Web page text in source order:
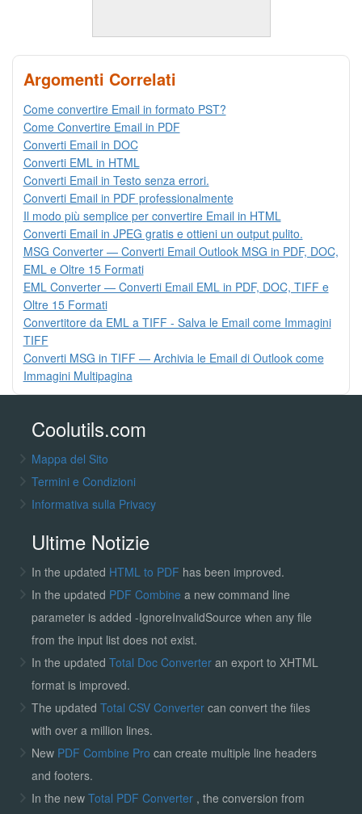
Argomenti Correlati
Come convertire Email in formato PST?
Come Convertire Email in PDF
Converti Email in DOC
Converti EML in HTML
Converti Email in Testo senza errori.
Converti Email in PDF professionalmente
Il modo più semplice per convertire Email in HTML
Converti Email in JPEG gratis e ottieni un output pulito.
MSG Converter — Converti Email Outlook MSG in PDF, DOC,
EML e Oltre 15 Formati
EML Converter — Converti Email EML in PDF, DOC, TIFF e
Oltre 15 Formati
Convertitore da EML a TIFF - Salva le Email come Immagini
TIFF
Converti MSG in TIFF — Archivia le Email di Outlook come
Immagini Multipagina
Coolutils.com
Mappa del Sito
Termini e Condizioni
Informativa sulla Privacy
Ultime Notizie
In the updated HTML to PDF has been improved.
In the updated PDF Combine a new command line
parameter is added -IgnoreInvalidSource when any file
from the input list does not exist.
In the updated Total Doc Converter an export to XHTML
format is improved.
The updated Total CSV Convertercan convert the files
with over a million lines.
New PDF Combine Pro can create multiple line headers
and footers.
In the new Total PDF Converter , the conversion from